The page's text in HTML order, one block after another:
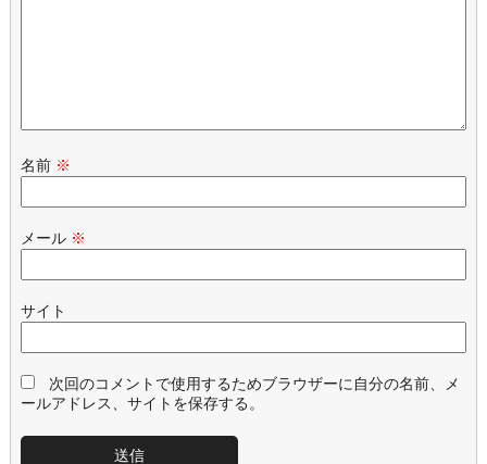
名前 ※
メール ※
サイト
次回のコメントで使用するためブラウザーに自分の名前、メ
ールアドレス、サイトを保存する。